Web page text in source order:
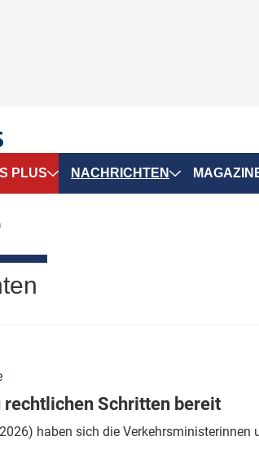
PLUS NACHRICHTEN
rechtlichen Schritten bereit
haben sich die